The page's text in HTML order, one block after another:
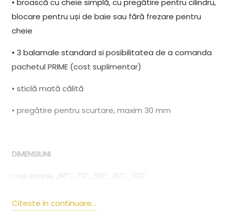
• broască cu cheie simplă, cu pregătire pentru cilindru,
blocare pentru uși de baie sau fără frezare pentru
cheie
• 3 balamale standard si posibilitatea de a comanda
pachetul PRIME (cost suplimentar)
• sticlă mată călită
• pregătire pentru scurtare, maxim 30 mm
DIMENSIUNI
• uși simple „60”, „70”, „80”, „90”, „100”
sus menţionate
Citeste in continuare...